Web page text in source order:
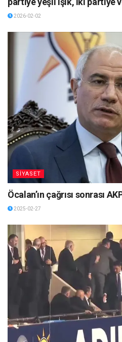
2026-02-02
SİYASET
Öcalan’ın çağrısı sonrası
2025-02-27